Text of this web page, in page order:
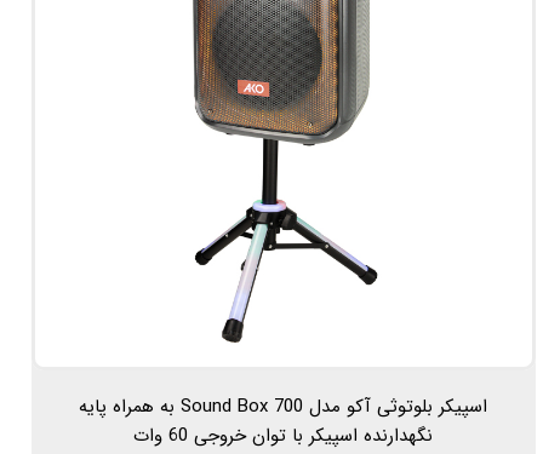
اسپیکر بلوتوثی آکو مدل Sound Box 700 به همراه پایه
نگهدارنده اسپیکر با توان خروجی 60 وات